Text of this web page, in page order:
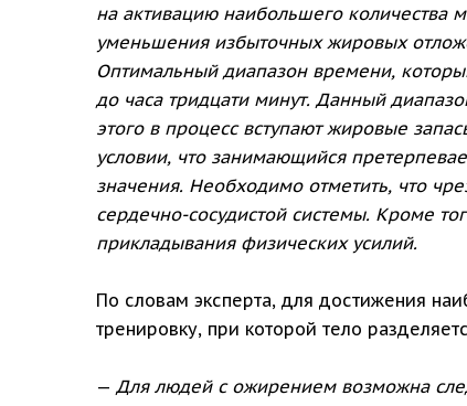
на активацию наибольшего количества
уменьшения избыточных жировых
Оптимальный диапазон времени,
до часа тридцати минут. Данный
этого в процесс вступают жировые
условии, что занимающийся
значения. Необходимо отметить, что
сердечно-сосудистой системы. Кроме
прикладывания физических усилий.
По словам эксперта, для достижения
тренировку, при которой тело
— Для людей с ожирением возможна